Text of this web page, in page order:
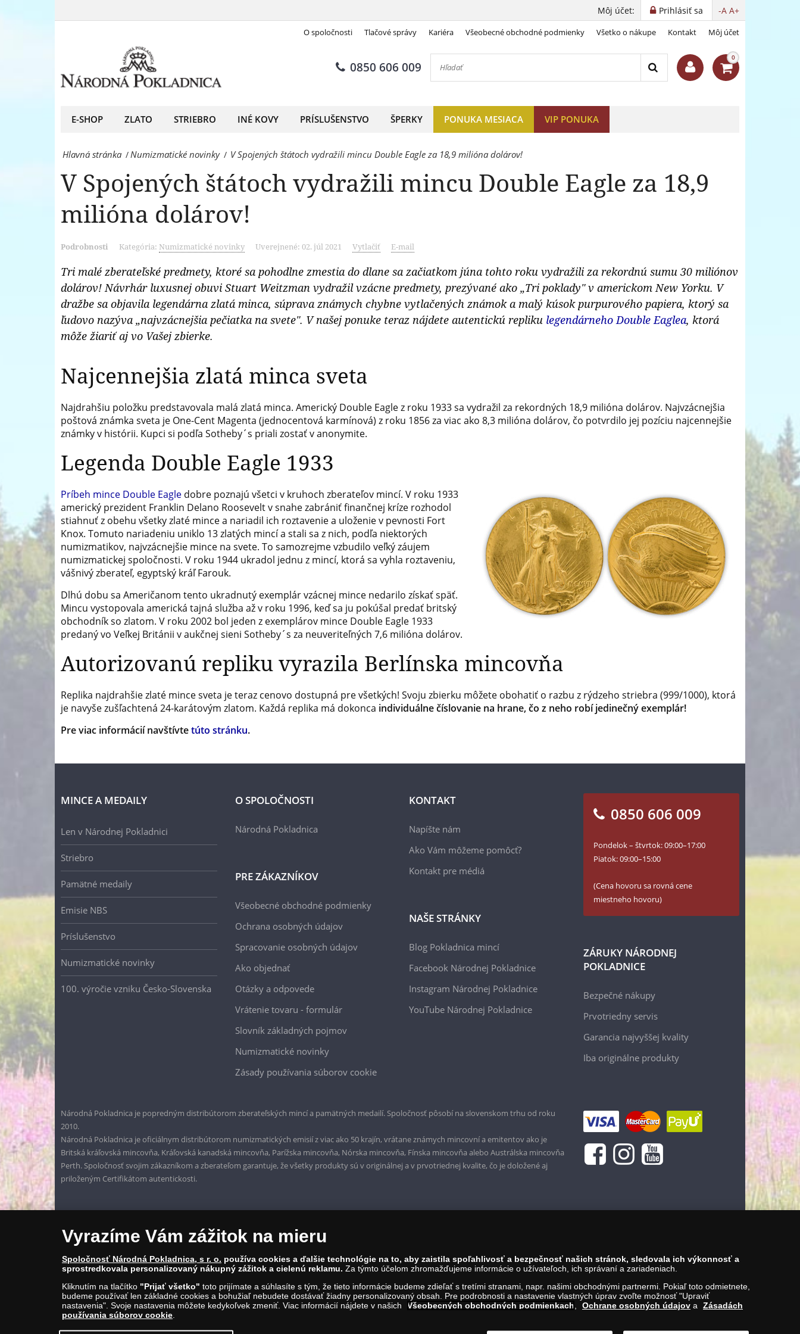
vydražili
Double
za
18,9
dolárov!
Pokladnica
-
predný
európsky
mincí
a
medailí
-A A+
Prihlásiť sa
Môj účet:
O spoločnosti Tlačové správy Kariéra Všeobecné obchodné podmienky Všetko o nákupe Kontakt Môj účet
0850 606 009
0
E-SHOP ZLATO STRIEBRO INÉ KOVY PRÍSLUŠENSTVO ŠPERKY PONUKA MESIACA VIP PONUKA
Hlavná stránka /Numizmatické novinky / V Spojených štátoch vydražili mincu Double Eagle za 18,9 milióna dolárov!
V Spojených štátoch vydražili mincu Double Eagle za 18,9
milióna dolárov!
Podrobnosti Kategória: Numizmatické novinky Uverejnené: 02. júl 2021 Vytlačiť E-mail
Tri malé zberateľské predmety, ktoré sa pohodlne zmestia do dlane sa začiatkom júna tohto roku vydražili za rekordnú sumu 30 miliónov
dolárov! Návrhár luxusnej obuvi Stuart Weitzman vydražil vzácne predmety, prezývané ako „Tri poklady" v americkom New Yorku. V
dražbe sa objavila legendárna zlatá minca, súprava známych chybne vytlačených známok a malý kúsok purpurového papiera, ktorý sa
ľudovo nazýva „najvzácnejšia pečiatka na svete". V našej ponuke teraz nájdete autentickú repliku legendárneho Double Eaglea, ktorá
môže žiariť aj vo Vašej zbierke.
Najcennejšia zlatá minca sveta
Najdrahšiu položku predstavovala malá zlatá minca. Americký Double Eagle z roku 1933 sa vydražil za rekordných 18,9 milióna dolárov. Najvzácnejšia
poštová známka sveta je One-Cent Magenta (jednocentová karmínová) z roku 1856 za viac ako 8,3 milióna dolárov, čo potvrdilo jej pozíciu najcennejšie
známky v histórii. Kupci si podľa Sotheby´s priali zostať v anonymite.
Legenda Double Eagle 1933
Príbeh mince Double Eagle dobre poznajú všetci v kruhoch zberateľov mincí. V roku 1933
americký prezident Franklin Delano Roosevelt v snahe zabrániť finančnej kríze rozhodol
stiahnuť z obehu všetky zlaté mince a nariadil ich roztavenie a uloženie v pevnosti Fort
Knox. Tomuto nariadeniu uniklo 13 zlatých mincí a stali sa z nich, podľa niektorých
numizmatikov, najvzácnejšie mince na svete. To samozrejme vzbudilo veľký záujem
numizmatickej spoločnosti. V roku 1944 ukradol jednu z mincí, ktorá sa vyhla roztaveniu,
vášnivý zberateľ, egyptský kráľ Farouk.
Dlhú dobu sa Američanom tento ukradnutý exemplár vzácnej mince nedarilo získať späť.
Mincu vystopovala americká tajná služba až v roku 1996, keď sa ju pokúšal predať britský
obchodník so zlatom. V roku 2002 bol jeden z exemplárov mince Double Eagle 1933
predaný vo Veľkej Británii v aukčnej sieni Sotheby´s za neuveriteľných 7,6 milióna dolárov.
Autorizovanú repliku vyrazila Berlínska mincovňa
Replika najdrahšie zlaté mince sveta je teraz cenovo dostupná pre všetkých! Svoju zbierku môžete obohatiť o razbu z rýdzeho striebra (999/1000), ktorá
je navyše zušľachtená 24-karátovým zlatom. Každá replika má dokonca individuálne číslovanie na hrane, čo z neho robí jedinečný exemplár!
Pre viac informácií navštívtetúto stránku.
MINCE A MEDAILY
Len v Národnej Pokladnici
Striebro
Pamätné medaily
Emisie NBS
Príslušenstvo
Numizmatické novinky
100. výročie vzniku Česko-Slovenska
O SPOLOČNOSTI
Národná Pokladnica
PRE ZÁKAZNÍKOV
Všeobecné obchodné podmienky
Ochrana osobných údajov
Spracovanie osobných údajov
Ako objednať
Otázky a odpovede
Vrátenie tovaru - formulár
Slovník základných pojmov
Numizmatické novinky
Zásady používania súborov cookie
KONTAKT
Napíšte nám
Ako Vám môžeme pomôcť?
Kontakt pre médiá
NAŠE STRÁNKY
Blog Pokladnica mincí
Facebook Národnej Pokladnice
Instagram Národnej Pokladnice
YouTube Národnej Pokladnice
0850 606 009
Pondelok – štvrtok: 09:00–17:00
Piatok: 09:00–15:00
(Cena hovoru sa rovná cene
miestneho hovoru)
ZÁRUKY NÁRODNEJ
POKLADNICE
Bezpečné nákupy
Prvotriedny servis
Garancia najvyššej kvality
Iba originálne produkty
Národná Pokladnica je popredným distribútorom zberateľských mincí a pamätných medailí. Spoločnosť pôsobí na slovenskom trhu od roku
2010.
Národná Pokladnica je oficiálnym distribútorom numizmatických emisií z viac ako 50 krajín, vrátane známych mincovní a emitentov ako je
Britská kráľovská mincovňa, Kráľovská kanadská mincovňa, Parížska mincovňa, Nórska mincovňa, Fínska mincovňa alebo Austrálska mincovňa
Perth. Spoločnosť svojim zákazníkom a zberateľom garantuje, že všetky produkty sú v originálnej a v prvotriednej kvalite, čo je doložené aj
priloženým Certifikátom autentickosti.
© Copyright 2026 - Národná Pokladnica, s. r. o.; Námestie Mateja Korvína 1, Bratislava 811 07, Tel.: 0850 606 009
milióna
Pokladnica
predný
európsky
predajca
mincí
a
medailí
Vyrazíme Vám zážitok na mieru
Spoločnosť Národná Pokladnica, s r. o. používa cookies a ďalšie technológie na to, aby zaistila spoľahlivosť a bezpečnosť našich stránok, sledovala ich výkonnosť a
sprostredkovala personalizovaný nákupný zážitok a cielenú reklamu. Za týmto účelom zhromažďujeme informácie o užívateľoch, ich správaní a zariadeniach.
Kliknutím na tlačítko "Prijať všetko" toto prijímate a súhlasíte s tým, že tieto informácie budeme zdieľať s tretími stranami, napr. našimi obchodnými partnermi. Pokiaľ toto odmietnete,
budeme používať len základné cookies a bohužiaľ nebudete dostávať žiadny personalizovaný obsah. Pre podrobnosti a nastavenie vlastných úprav zvoľte možnosť "Upraviť
nastavenia". Svoje nastavenia môžete kedykoľvek zmeniť. Viac informácií nájdete v našich
Všeobecných obchodných podmienkach Ochrane osobných údajov a
Zásadách
používania súborov cookie